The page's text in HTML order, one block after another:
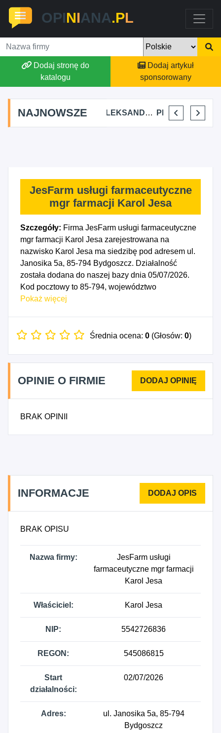
OPINIANA.PL
Dodaj stronę do
katalogu
Dodaj artykuł
sponsorowany
NAJNOWSZE
AGSON AGNIESZKA SUCHWAŁKO ALEKSANDAR MITREV PRZEM-KO PRZEMYSŁAW KOWALSKI
JesFarm usługi farmaceutyczne
mgr farmacji Karol Jesa
Szczegóły: Firma JesFarm usługi farmaceutyczne
mgr farmacji Karol Jesa zarejestrowana na
nazwisko Karol Jesa ma siedzibę pod adresem ul.
Janosika 5a, 85-794 Bydgoszcz. Działalność
została dodana do naszej bazy dnia 05/07/2026.
Kod pocztowy to 85-794, województwo
KUJAWSKO-POMORSKIE, powiat Bydgoszcz.
firmy JesFarm usługi farmaceutyczne mgr farmacji
02/07/2026. Wybrane kody PKD to: 2110Z -
Produkcja podstawowych substancji
farmaceutycznych, 2120Z - Produkcja leków i
Sprzedaż detaliczna wyrobów farmaceutycznych
zarządzanie nieruchomościami własnymi lub
dzierżawionymi, 4712Z - Pozostała sprzedaż
farmaceutyczna.
Pokaż więcej
Średnia ocena: 0 (Głosów: 0)
OPINIE O FIRMIE
BRAK OPINII
INFORMACJE
BRAK OPISU
Nazwa firmy:
JesFarm usługi
farmaceutyczne mgr farmacji
Karol Jesa
Właściciel: Karol Jesa
NIP: 5542726836
REGON: 545086815
Start
działalności:
02/07/2026
Adres:
ul. Janosika 5a, 85-794
Bydgoszcz